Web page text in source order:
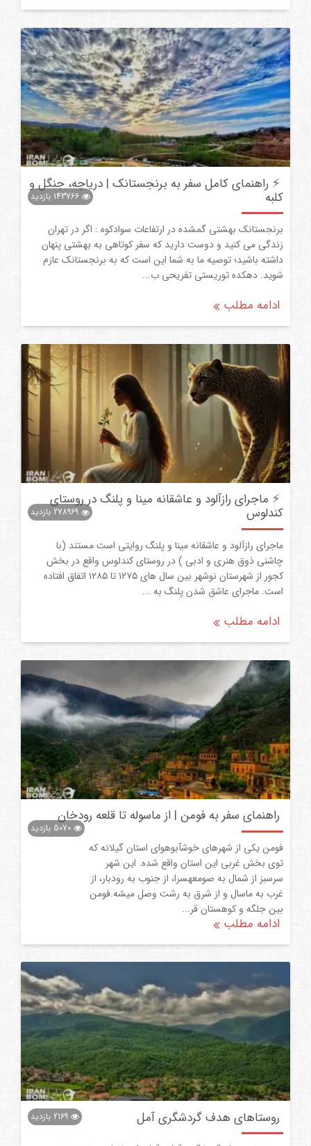
⚡ راهنمای کامل سفر به برنجستانک | دریاچه، جنگل و
کلبه 143766 بازدید
برنجستانک بهشتی گمشده در ارتفاعات سوادکوه : اگر در تهران
زندگی می کنید و دوست دارید که سفر کوتاهی به بهشتی پنهان
داشته باشید؛ توصیه ما به شما این است که به برنجستانک عازم
شوید. دهکده توریستی تفریحی ب...
ادامه مطلب
⚡ ماجرای رازآلود و عاشقانه مینا و پلنگ در روستای
کندلوس 278969 بازدید
ماجرای رازآلود و عاشقانه مینا و پلنگ روایتی است مستند (با
چاشنی ذوق هنری و ادبی ) در روستای کندلوس واقع در بخش
کجور از شهرستان نوشهر بین سال های ۱۲۷۵ تا ۱۲۸۵ اتفاق افتاده
است. ماجرای عاشق شدن پلنگ به ...
ادامه مطلب
راهنمای سفر به فومن | از ماسوله تا قلعه رودخان
5070 بازدید
فومن یکی از شهرهای خوشآبوهوای استان گیلانه که
توی بخش غربی این استان واقع شده. این شهر
سرسبز از شمال به صومعهسرا، از جنوب به رودبار، از
غرب به ماسال و از شرق به رشت وصل میشه.فومن
بین جلگه و کوهستان قر...
ادامه مطلب
روستاهای هدف گردشگری آمل 2169 بازدید